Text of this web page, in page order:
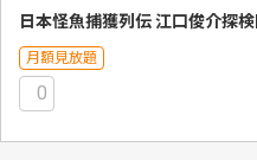
日本怪魚捕獲列伝 江口俊介探
月額見放題
0